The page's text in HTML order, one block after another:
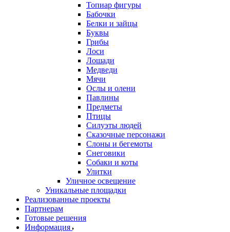
Топиар фигуры
Бабочки
Белки и зайцы
Буквы
Грибы
Лоси
Лошади
Медведи
Мячи
Ослы и олени
Павлины
Предметы
Птицы
Силуэты людей
Сказочные персонажи
Слоны и бегемоты
Снеговики
Собаки и коты
Улитки
Уличное освещение
Уникальные площадки
Реализованные проекты
Партнерам
Готовые решения
Информация